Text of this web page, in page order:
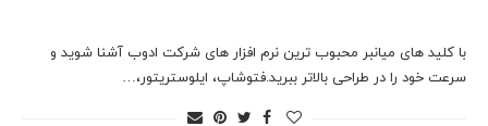
با کلید های میانبر محبوب ترین نرم افزار های شرکت ادوب آشنا شوید و
سرعت خود را در طراحی بالاتر ببرید.فتوشاپ، ایلوستریتور،…